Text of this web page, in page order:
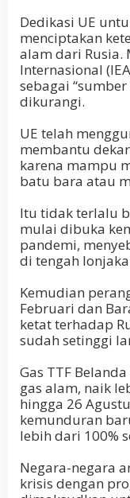
Dedikasi UE
menciptakan
alam dari Rusia.
Internasional
sebagai
dikurangi.
UE telah
membantu
karena mampu
batu bara atau
Itu tidak terlalu
mulai dibuka
pandemi,
di tengah
Kemudian
Februari dan
ketat terhadap
sudah setinggi
Gas TTF
gas alam, naik
hingga 26
kemunduran
lebih dari 100%
Negara-negara
krisis dengan